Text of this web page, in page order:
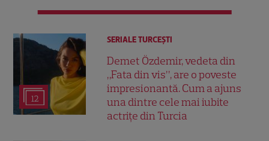
12
SERIALE TURCEŞTI
Demet Özdemir, vedeta din
„Fata din vis”, are o poveste
impresionantă. Cum a ajuns
una dintre cele mai iubite
actrițe din Turcia